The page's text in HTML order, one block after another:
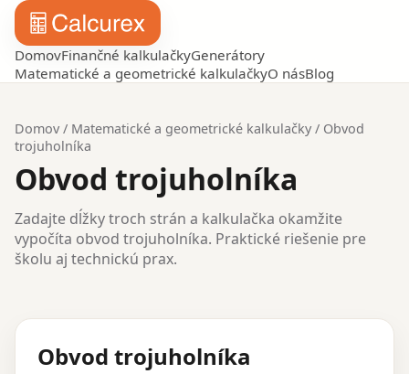
DomovFinančné kalkulačkyGenerátory
Matematické a geometrické kalkulačkyO násBlog
Domov / Matematické a geometrické kalkulačky / Obvod
trojuholníka
Obvod trojuholníka
Zadajte dĺžky troch strán a kalkulačka okamžite
vypočíta obvod trojuholníka. Praktické riešenie pre
školu aj technickú prax.
Obvod trojuholníka